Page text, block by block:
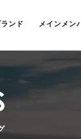
ンド メインメン